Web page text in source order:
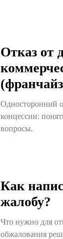
Отказ от
Односторонний
концессии:
вопросы.
Как
жалобу?
Что нужно для
обжалования